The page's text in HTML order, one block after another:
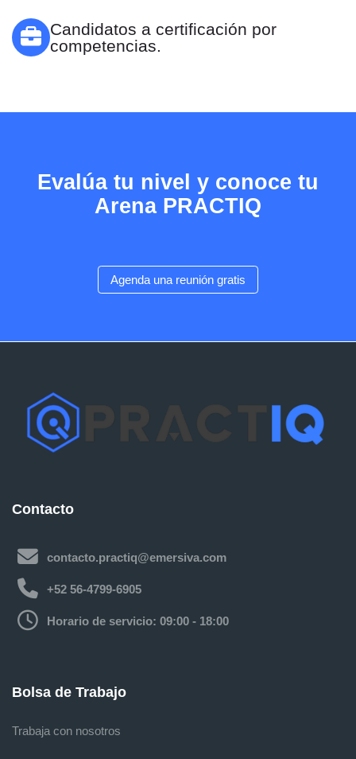
Candidatos a certificación por
competencias.
Evalúa tu nivel y conoce tu
Arena PRACTIQ
Agenda una reunión gratis
PRACTIQ para Empresas
Contacto
contacto.practiq@emersiva.com
+52 56-4799-6905
Horario de servicio: 09:00 - 18:00
Bolsa de Trabajo
Trabaja con nosotros